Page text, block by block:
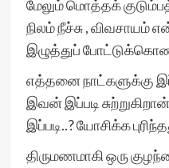
மேலும் மொத்தக்
நிலம் நீச்சு , விவசாயம்
இழுத்துப்
எத்தனை நாட்களுக்கு
இவன் இப்படி
இப்படி..? யோசிக்க
திருமணமாகி ஒரு